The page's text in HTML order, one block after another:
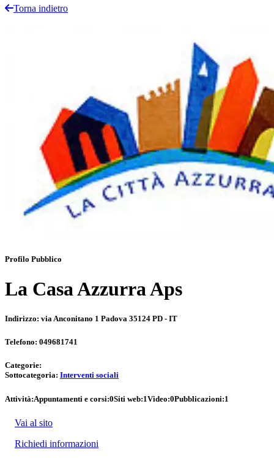
Torna indietro
Profilo Pubblico
La Casa Azzurra Aps
Indirizzo: via Anconitano 1 Padova 35124 PD - IT
Telefono: 049681741
Categorie:
Sottocategoria: Interventi sociali
Attività:Appuntamenti e corsi:0Siti web:1Video:0Pubblicazioni:1
Vai al sito
Richiedi informazioni